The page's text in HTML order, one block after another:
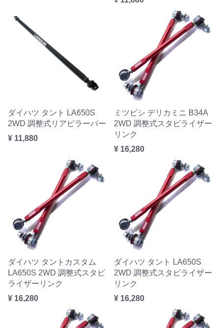
ダイハツ タント LA650S
2WD 調整式リアピラーバー
¥ 11,880
ミツビシ デリカミニ B34A
2WD 調整式スタビライザー
リンク
¥ 16,280
ダイハツ タントカスタム
LA650S 2WD 調整式スタビ
ライザーリンク
¥ 16,280
ダイハツ タント LA650S
2WD 調整式スタビライザー
リンク
¥ 16,280